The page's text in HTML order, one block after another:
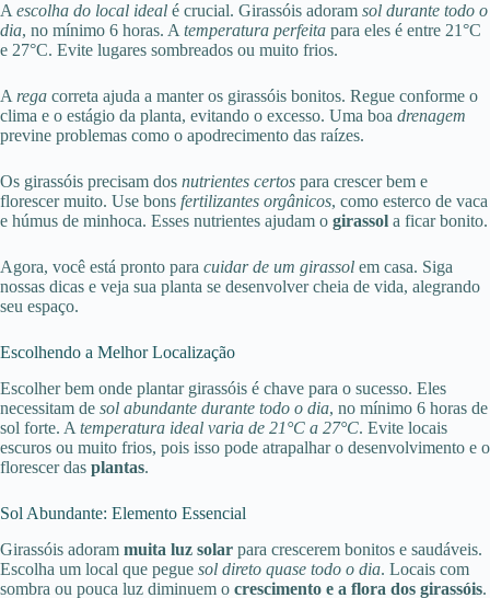
A escolha do local ideal é crucial. Girassóis adoram sol durante todo o
dia, no mínimo 6 horas. A temperatura perfeita para eles é entre 21°C
e 27°C. Evite lugares sombreados ou muito frios.
A rega correta ajuda a manter os girassóis bonitos. Regue conforme o
clima e o estágio da planta, evitando o excesso. Uma boa drenagem
previne problemas como o apodrecimento das raízes.
Os girassóis precisam dos nutrientes certos para crescer bem e
florescer muito. Use bons fertilizantes orgânicos, como esterco de vaca
e húmus de minhoca. Esses nutrientes ajudam o girassol a ficar bonito.
Agora, você está pronto para cuidar de um girassol em casa. Siga
nossas dicas e veja sua planta se desenvolver cheia de vida, alegrando
seu espaço.
Escolhendo a Melhor Localização
Escolher bem onde plantar girassóis é chave para o sucesso. Eles
necessitam de sol abundante durante todo o dia, no mínimo 6 horas de
sol forte. A temperatura ideal varia de 21°C a 27°C. Evite locais
escuros ou muito frios, pois isso pode atrapalhar o desenvolvimento e o
florescer das plantas.
Sol Abundante: Elemento Essencial
Girassóis adoram muita luz solar para crescerem bonitos e saudáveis.
Escolha um local que pegue sol direto quase todo o dia. Locais com
sombra ou pouca luz diminuem o crescimento e a flora dos girassóis.